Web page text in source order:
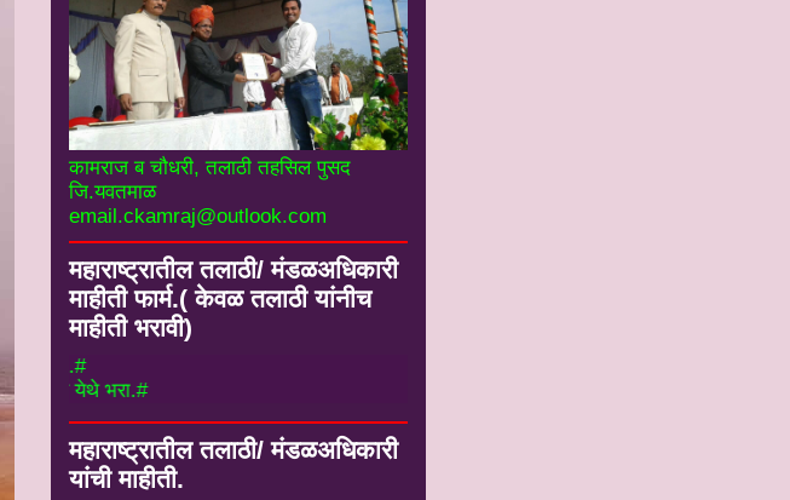
कामराज ब चौधरी, तलाठी तहसिल पुसद
जि.यवतमाळ
email.ckamraj@outlook.com
महाराष्ट्रातील तलाठी/ मंडळअधिकारी
माहीती फार्म.( केवळ तलाठी यांनीच
माहीती भरावी)
फार्म मध्ये येथे भरा.#
माहीती फार्म मध्ये येथे भरा.#
महाराष्ट्रातील तलाठी/ मंडळअधिकारी
यांची माहीती.